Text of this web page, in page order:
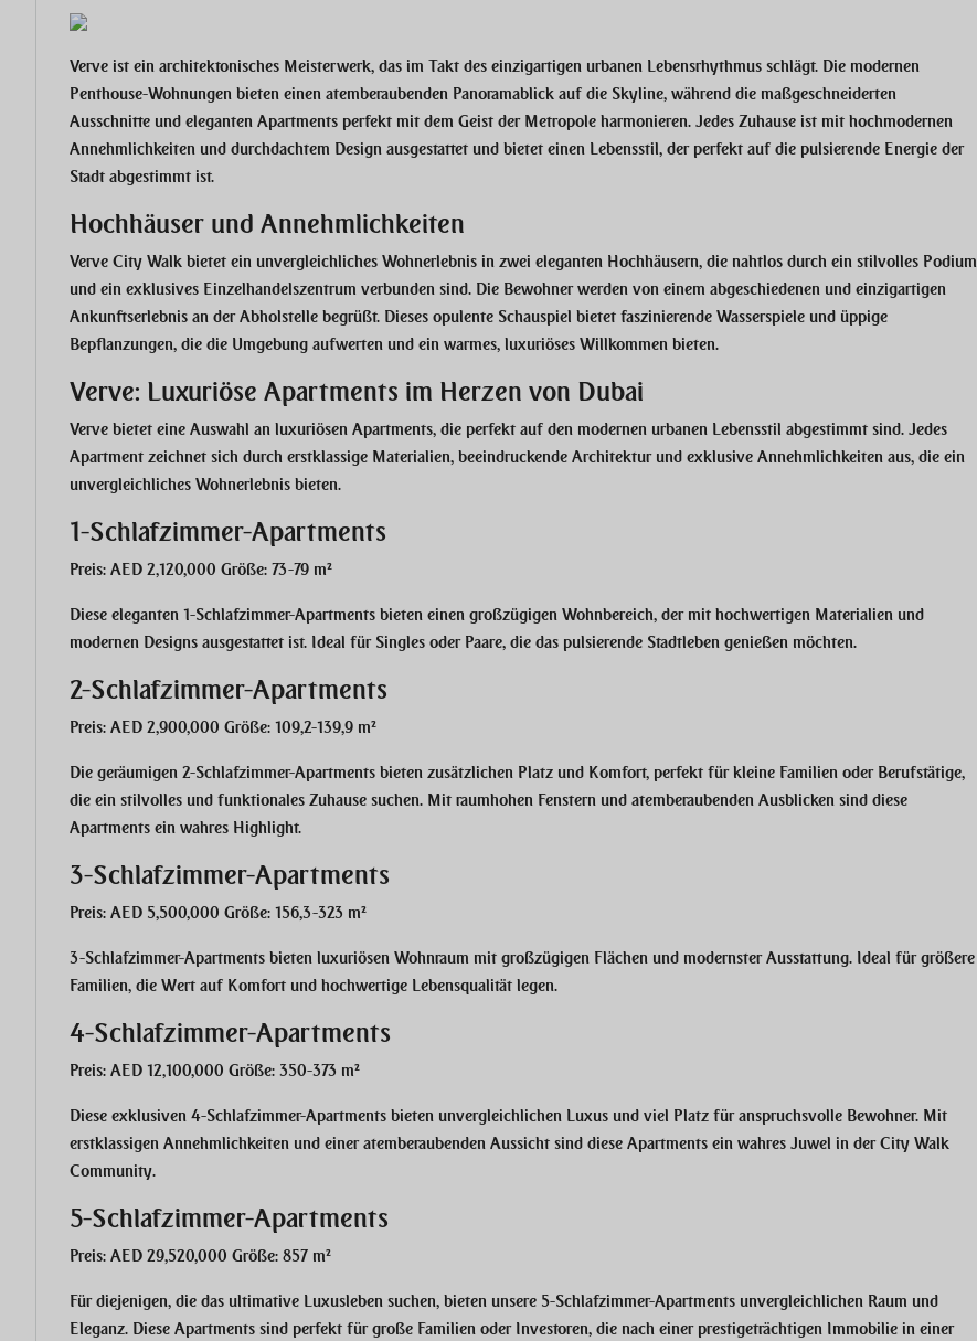
Verve ist ein architektonisches Meisterwerk, das im Takt des einzigartigen urbanen Lebensrhythmus schlägt. Die modernen
Penthouse-Wohnungen bieten einen atemberaubenden Panoramablick auf die Skyline, während die maßgeschneiderten
Ausschnitte und eleganten Apartments perfekt mit dem Geist der Metropole harmonieren. Jedes Zuhause ist mit hochmodernen
Annehmlichkeiten und durchdachtem Design ausgestattet und bietet einen Lebensstil, der perfekt auf die pulsierende Energie der
Stadt abgestimmt ist.
Hochhäuser und Annehmlichkeiten
Verve City Walk bietet ein unvergleichliches Wohnerlebnis in zwei eleganten Hochhäusern, die nahtlos durch ein stilvolles Podium
und ein exklusives Einzelhandelszentrum verbunden sind. Die Bewohner werden von einem abgeschiedenen und einzigartigen
Ankunftserlebnis an der Abholstelle begrüßt. Dieses opulente Schauspiel bietet faszinierende Wasserspiele und üppige
Bepflanzungen, die die Umgebung aufwerten und ein warmes, luxuriöses Willkommen bieten.
Verve: Luxuriöse Apartments im Herzen von Dubai
Verve bietet eine Auswahl an luxuriösen Apartments, die perfekt auf den modernen urbanen Lebensstil abgestimmt sind. Jedes
Apartment zeichnet sich durch erstklassige Materialien, beeindruckende Architektur und exklusive Annehmlichkeiten aus, die ein
unvergleichliches Wohnerlebnis bieten.
1-Schlafzimmer-Apartments
Preis: AED 2,120,000 Größe: 73-79 m²
Diese eleganten 1-Schlafzimmer-Apartments bieten einen großzügigen Wohnbereich, der mit hochwertigen Materialien und
modernen Designs ausgestattet ist. Ideal für Singles oder Paare, die das pulsierende Stadtleben genießen möchten.
2-Schlafzimmer-Apartments
Preis: AED 2,900,000 Größe: 109,2-139,9 m²
Die geräumigen 2-Schlafzimmer-Apartments bieten zusätzlichen Platz und Komfort, perfekt für kleine Familien oder Berufstätige,
die ein stilvolles und funktionales Zuhause suchen. Mit raumhohen Fenstern und atemberaubenden Ausblicken sind diese
Apartments ein wahres Highlight.
3-Schlafzimmer-Apartments
Preis: AED 5,500,000 Größe: 156,3-323 m²
3-Schlafzimmer-Apartments bieten luxuriösen Wohnraum mit großzügigen Flächen und modernster Ausstattung. Ideal für größere
Familien, die Wert auf Komfort und hochwertige Lebensqualität legen.
4-Schlafzimmer-Apartments
Preis: AED 12,100,000 Größe: 350-373 m²
Diese exklusiven 4-Schlafzimmer-Apartments bieten unvergleichlichen Luxus und viel Platz für anspruchsvolle Bewohner. Mit
erstklassigen Annehmlichkeiten und einer atemberaubenden Aussicht sind diese Apartments ein wahres Juwel in der City Walk
Community.
5-Schlafzimmer-Apartments
Preis: AED 29,520,000 Größe: 857 m²
Für diejenigen, die das ultimative Luxusleben suchen, bieten unsere 5-Schlafzimmer-Apartments unvergleichlichen Raum und
Eleganz. Diese Apartments sind perfekt für große Familien oder Investoren, die nach einer prestigeträchtigen Immobilie in einer